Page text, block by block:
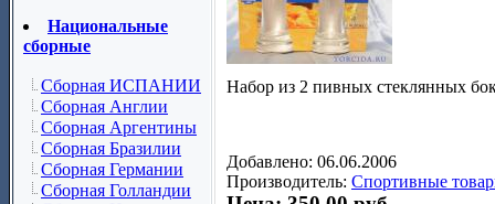
Национальные
сборные
Сборная ИСПАНИИ
Сборная Англии
Сборная Аргентины
Сборная Бразилии
Сборная Германии
Сборная Голландии
Набор из 2 пивных стеклянных
Добавлено: 06.06.2006
Производитель: Спортивные